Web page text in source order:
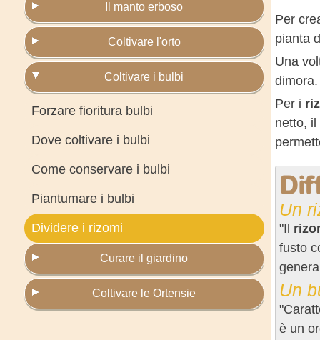
Il manto erboso
Coltivare l'orto
Coltivare i bulbi
Forzare fioritura bulbi
Dove coltivare i bulbi
Come conservare i bulbi
Piantumare i bulbi
Dividere i rizomi
Curare il giardino
Coltivare le Ortensie
Per
pianta
Una
Per i
netto,
Un
"Il
fusto
Un
è un